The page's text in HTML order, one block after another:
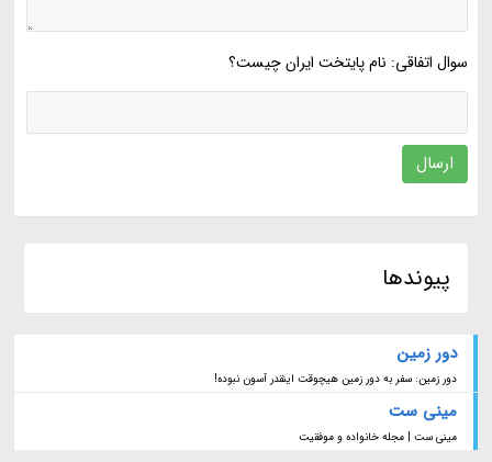
سوال اتفاقی: نام پایتخت ایران چیست؟
ارسال
پیوندها
دور زمین
دور زمین: سفر به دور زمین هیچوقت اینقدر آسون نبوده!
مینی ست
مینی ست | مجله خانواده و موفقیت